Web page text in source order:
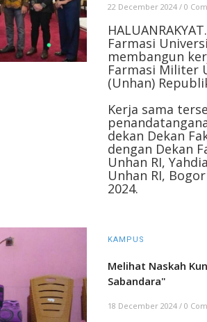
22 December 2024 / 0
Farmasi
membangun
Farmasi Militer
(Unhan)
Kerja sama
dekan Dekan
dengan Dekan
Unhan RI,
Unhan RI,
2024.
KAMPUS
Melihat Naskah
Sabandara"
18 December 2024 / 0